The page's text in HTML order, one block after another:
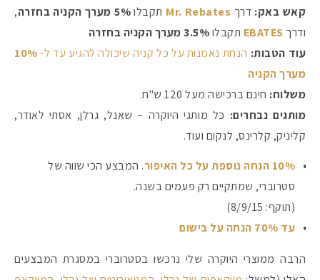
קאש באק: דרך Mr. Rebates תקבלו5% מערך הקניה בחזרה
,
ודרך EBATES תקבלו3.5% מערך הקניה בחזרה
עוד הטבות: הנחת נאמנות על כל קניה שיכולה להגיע עד ל-10%
מערך הקניה
משלוח: חינם ברכישה מעל 120 ש"ח.
מותגים נבחרים: כל מותגי היוקרה – שאנל, גרלן, אסתי לאודר,
קליניק, קלרינס, לנקום ועוד.
10% הנחה נוספת על כל האיפור
. המבצע הכי שווה של
סטרוברי, שמתקיים רק פעמים בשנה.
(תוקף: 8/9/15)
עד 70% הנחה על בישום
הרבה ממוצרי היוקרה שלי נרכשו בסטרוברי במסגרת המבצעים